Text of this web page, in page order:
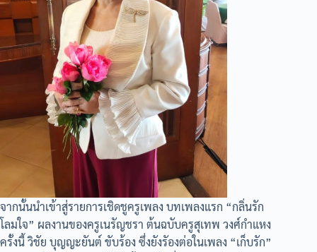
จากนั้นนำเข้าสู่รายการเชิดชูครูเพลง บทเพลงแรก “กลิ่นรัก
โลมใจ” ผลงานของครูเนรัญชรา ต้นฉบับครูสุเทพ วงศ์กำแหง
ครั้งนี้ วิชัย บุญญะยันต์ ขับร้อง ซึ่งยังรัองต่อในเพลง “เก็บรัก”